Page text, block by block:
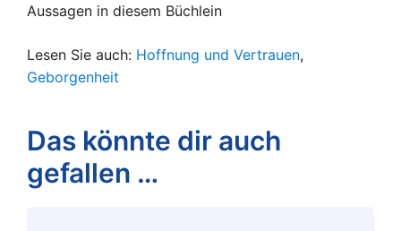
Aussagen in diesem Büchlein
Lesen Sie auch: Hoffnung und Vertrauen,
Geborgenheit
Das könnte dir auch
gefallen …